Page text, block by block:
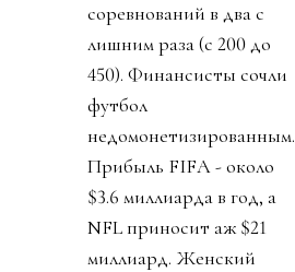
соревнований в два с
лишним раза (с 200 до
450). Финансисты сочли
футбол
недомонетизированным.
Прибыль FIFA - около
$3.6 миллиарда в год, а
NFL приносит аж $21
миллиард. Женский